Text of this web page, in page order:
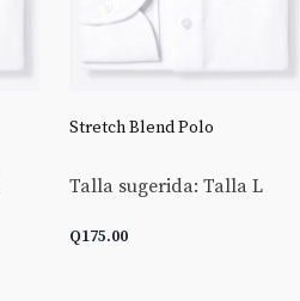
Stretch Blend Polo
Talla sugerida: Talla L
Q175.00